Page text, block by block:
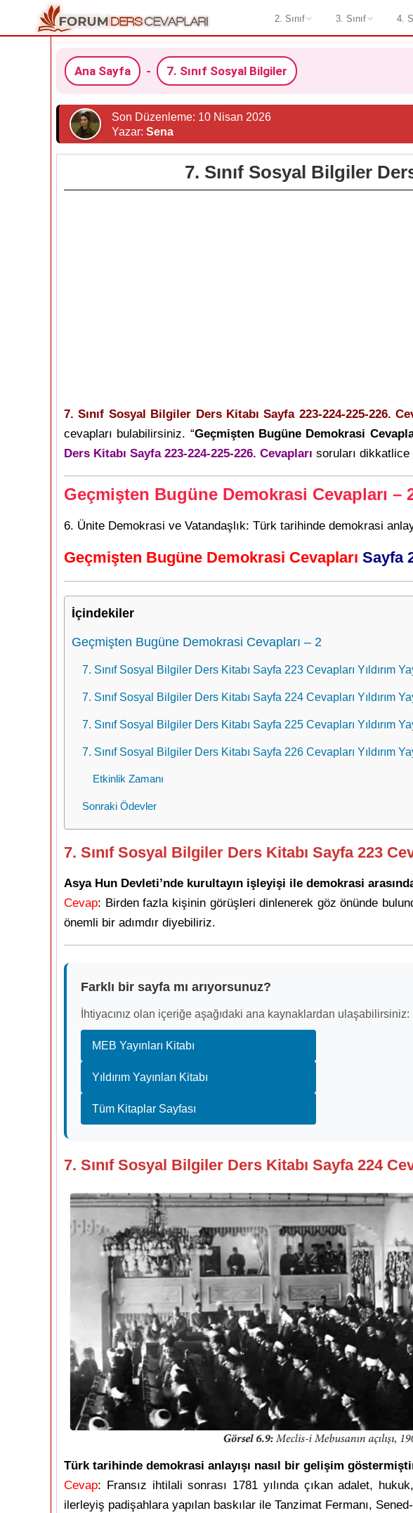
2. Sınıf 3. Sınıf 4.
Ana Sayfa - 7. Sınıf Sosyal Bilgiler
Son Düzenleme: 10 Nisan 2026
Yazar: Sena
7. Sınıf Sosyal Bilgiler
7. Sınıf Sosyal Bilgiler Ders Kitabı Sayfa 223-224-225-226.
cevapları bulabilirsiniz. “Geçmişten Bugüne Demokrasi
Ders Kitabı Sayfa 223-224-225-226. Cevapları soruları dikkatlice
Geçmişten Bugüne Demokrasi Cevapları –
6. Ünite Demokrasi ve Vatandaşlık: Türk tarihinde demokrasi
Geçmişten Bugüne Demokrasi Cevapları Sayfa
İçindekiler
Geçmişten Bugüne Demokrasi Cevapları – 2
7. Sınıf Sosyal Bilgiler Ders Kitabı Sayfa 223 Cevapları Yıldırım
7. Sınıf Sosyal Bilgiler Ders Kitabı Sayfa 224 Cevapları Yıldırım
7. Sınıf Sosyal Bilgiler Ders Kitabı Sayfa 225 Cevapları Yıldırım
7. Sınıf Sosyal Bilgiler Ders Kitabı Sayfa 226 Cevapları Yıldırım
Etkinlik Zamanı
Sonraki Ödevler
7. Sınıf Sosyal Bilgiler Ders Kitabı Sayfa 223
Asya Hun Devleti’nde kurultayın işleyişi ile demokrasi
Cevap: Birden fazla kişinin görüşleri dinlenerek göz önünde
önemli bir adımdır diyebiliriz.
Farklı bir sayfa mı arıyorsunuz?
İhtiyacınız olan içeriğe aşağıdaki ana kaynaklardan ulaşabilirsiniz:
MEB Yayınları Kitabı
Yıldırım Yayınları Kitabı
Tüm Kitaplar Sayfası
7. Sınıf Sosyal Bilgiler Ders Kitabı Sayfa 224
Türk tarihinde demokrasi anlayışı nasıl bir gelişim
Cevap: Fransız ihtilali sonrası 1781 yılında çıkan adalet,
ilerleyiş padişahlara yapılan baskılar ile Tanzimat Fermanı,